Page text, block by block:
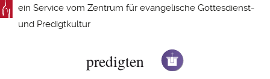
Direkt
zum
ein Service vom Zentrum für evangelische Gottesdienst-
und Predigtkultur